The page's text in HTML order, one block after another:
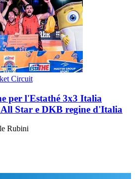
Circuit
per l'Estathé 3x3 Italia
Star e DKB regine d'Italia
Rubini